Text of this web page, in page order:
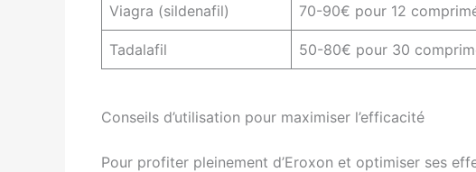
Viagra (sildenafil) 70-90€ pour 12
Tadalafil 50-80€ pour 30
Conseils d’utilisation pour maximiser l’efficacité
Pour profiter pleinement d’Eroxon et optimiser ses